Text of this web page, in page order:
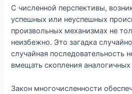
С численной перспективы,
успешных или неуспешных
произвольных механизмах не
неизбежно. Это загадка
случайная последовательность
вмещать скопления
Закон многочисленности